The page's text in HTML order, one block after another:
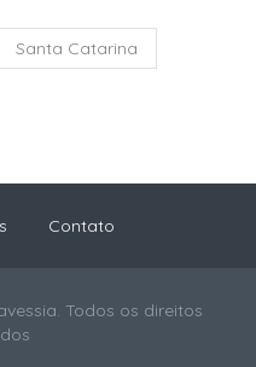
Santa Catarina
Contato
Todos os direitos